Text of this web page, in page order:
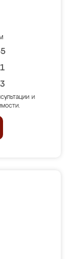
и